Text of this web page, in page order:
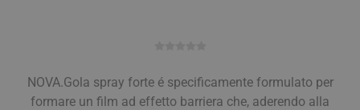
NOVA.Gola spray forte é specificamente formulato per
formare un film ad effetto barriera che, aderendo alla